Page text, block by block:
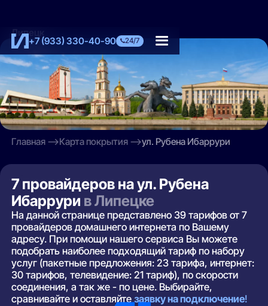
+7 (933) 330-40-90 24/7
Липецк
Главная Карта покрытия ул. Рубена Ибаррури
7 провайдеров на ул. Рубена
Ибаррури в Липецке
На данной странице представлено 39 тарифов от 7
провайдеров домашнего интернета по Вашему
адресу. При помощи нашего сервиса Вы можете
подобрать наиболее подходящий тариф по набору
услуг (пакетные предложения: 23 тарифа, интернет:
30 тарифов, телевидение: 21 тариф), по скорости
соединения, а так же - по цене. Выбирайте,
сравнивайте и оставляйтезаявку на подключение!